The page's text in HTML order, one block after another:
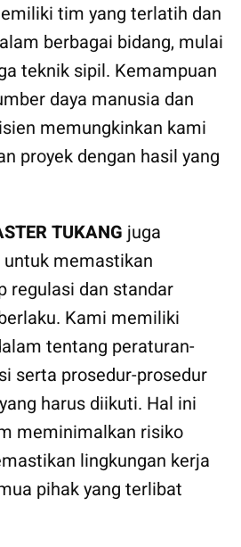
tim yang terlatih dan
berbagai bidang, mulai
teknik sipil. Kemampuan
daya manusia dan
memungkinkan kami
proyek dengan hasil yang
TUKANG juga
memastikan
regulasi dan standar
Kami memiliki
tentang peraturan-
serta prosedur-prosedur
harus diikuti. Hal ini
meminimalkan risiko
lingkungan kerja
pihak yang terlibat